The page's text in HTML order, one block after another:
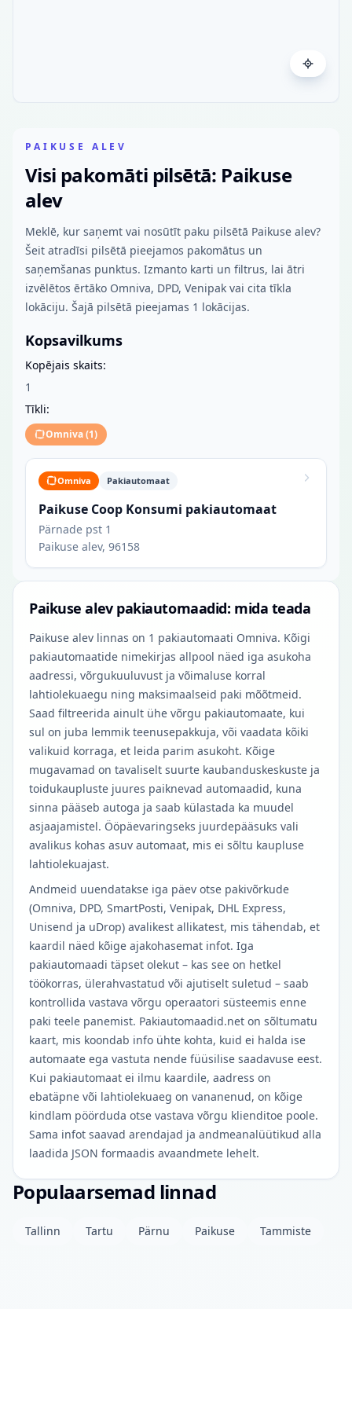
PAIKUSE ALEV
Visi pakomāti pilsētā: Paikuse
alev
Meklē, kur saņemt vai nosūtīt paku pilsētā Paikuse alev?
Šeit atradīsi pilsētā pieejamos pakomātus un
saņemšanas punktus. Izmanto karti un filtrus, lai ātri
izvēlētos ērtāko Omniva, DPD, Venipak vai cita tīkla
lokāciju. Šajā pilsētā pieejamas 1 lokācijas.
Kopsavilkums
Kopējais skaits:
1
Tīkli:
Omniva(1)
Omniva Pakiautomaat
Paikuse Coop Konsumi pakiautomaat
Pärnade pst 1
Paikuse alev, 96158
Paikuse alev pakiautomaadid: mida teada
Paikuse alev linnas on 1 pakiautomaati Omniva. Kõigi
pakiautomaatide nimekirjas allpool näed iga asukoha
aadressi, võrgukuuluvust ja võimaluse korral
lahtiolekuaegu ning maksimaalseid paki mõõtmeid.
Saad filtreerida ainult ühe võrgu pakiautomaate, kui
sul on juba lemmik teenusepakkuja, või vaadata kõiki
valikuid korraga, et leida parim asukoht. Kõige
mugavamad on tavaliselt suurte kaubanduskeskuste ja
toidukaupluste juures paiknevad automaadid, kuna
sinna pääseb autoga ja saab külastada ka muudel
asjaajamistel. Ööpäevaringseks juurdepääsuks vali
avalikus kohas asuv automaat, mis ei sõltu kaupluse
lahtiolekuajast.
Andmeid uuendatakse iga päev otse pakivõrkude
(Omniva, DPD, SmartPosti, Venipak, DHL Express,
Unisend ja uDrop) avalikest allikatest, mis tähendab, et
kaardil näed kõige ajakohasemat infot. Iga
pakiautomaadi täpset olekut – kas see on hetkel
töökorras, ülerahvastatud või ajutiselt suletud – saab
kontrollida vastava võrgu operaatori süsteemis enne
paki teele panemist. Pakiautomaadid.net on sõltumatu
kaart, mis koondab info ühte kohta, kuid ei halda ise
automaate ega vastuta nende füüsilise saadavuse eest.
Kui pakiautomaat ei ilmu kaardile, aadress on
ebatäpne või lahtiolekuaeg on vananenud, on kõige
kindlam pöörduda otse vastava võrgu klienditoe poole.
Sama infot saavad arendajad ja andmeanalüütikud alla
laadida JSON formaadis avaandmete lehelt.
Populaarsemad linnad
Tallinn Tartu Pärnu Paikuse Tammiste